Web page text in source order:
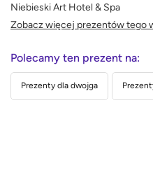
Niebieski Art Hotel & Spa
Zobacz więcej prezentów tego
Polecamy ten prezent na:
Prezenty dla dwojga